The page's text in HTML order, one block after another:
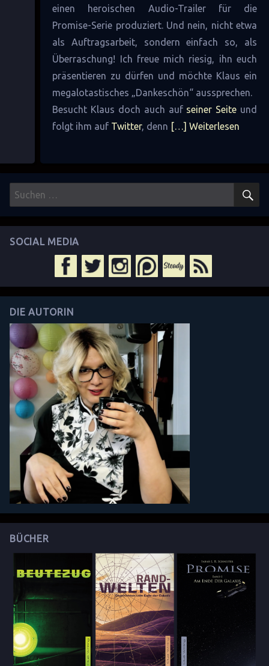
einen heroischen Audio-Trailer für die
Promise-Serie produziert. Und nein, nicht etwa
als Auftragsarbeit, sondern einfach so, als
Überraschung! Ich freue mich riesig, ihn euch
präsentieren zu dürfen und möchte Klaus ein
megalotastisches „Dankeschön“ aussprechen.
Besucht Klaus doch auch auf seiner Seite und
folgt ihm auf Twitter, denn […] Weiterlesen
Suchen
nach:
SOCIAL MEDIA
DIE AUTORIN
BÜCHER